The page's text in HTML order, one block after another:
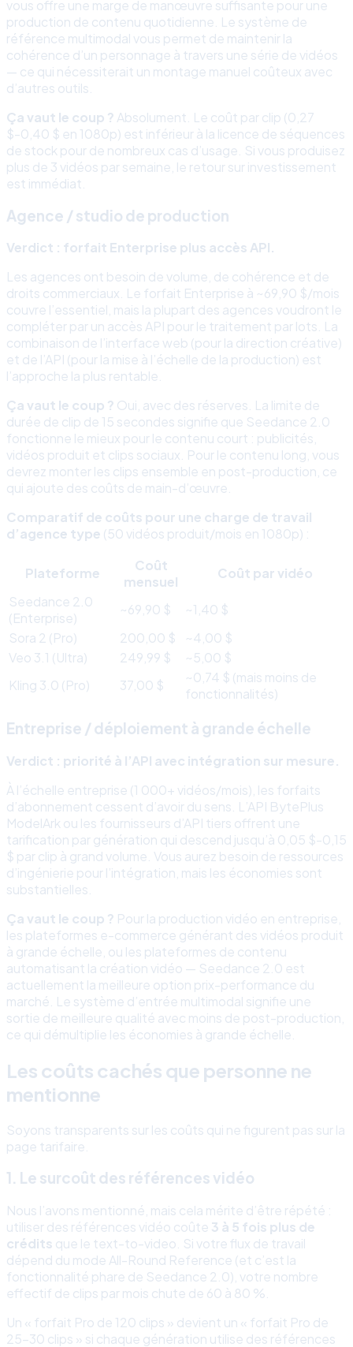
vous offre une marge de manœuvre suffisante pour une
production de contenu quotidienne. Le système de
référence multimodal vous permet de maintenir la
cohérence d’un personnage à travers une série de vidéos
— ce qui nécessiterait un montage manuel coûteux avec
d’autres outils.
Ça vaut le coup ? Absolument. Le coût par clip (0,27
$-0,40 $ en 1080p) est inférieur à la licence de séquences
de stock pour de nombreux cas d’usage. Si vous produisez
plus de 3 vidéos par semaine, le retour sur investissement
est immédiat.
Agence / studio de production
Verdict : forfait Enterprise plus accès API.
Les agences ont besoin de volume, de cohérence et de
droits commerciaux. Le forfait Enterprise à ~69,90 $/mois
couvre l’essentiel, mais la plupart des agences voudront le
compléter par un accès API pour le traitement par lots. La
combinaison de l’interface web (pour la direction créative)
et de l’API (pour la mise à l’échelle de la production) est
l’approche la plus rentable.
Ça vaut le coup ? Oui, avec des réserves. La limite de
durée de clip de 15 secondes signifie que Seedance 2.0
fonctionne le mieux pour le contenu court : publicités,
vidéos produit et clips sociaux. Pour le contenu long, vous
devrez monter les clips ensemble en post-production, ce
qui ajoute des coûts de main-d’œuvre.
Comparatif de coûts pour une charge de travail
d’agence type (50 vidéos produit/mois en 1080p) :
Plateforme
Coût
mensuel
Coût par vidéo
Seedance 2.0
(Enterprise)
~69,90 $
~1,40 $
Sora 2 (Pro)
200,00 $
~4,00 $
Veo 3.1 (Ultra)
249,99 $
~5,00 $
Kling 3.0 (Pro)
37,00 $
~0,74 $ (mais moins de
fonctionnalités)
Entreprise / déploiement à grande échelle
Verdict : priorité à l’API avec intégration sur mesure.
À l’échelle entreprise (1 000+ vidéos/mois), les forfaits
d’abonnement cessent d’avoir du sens. L’API BytePlus
ModelArk ou les fournisseurs d’API tiers offrent une
tarification par génération qui descend jusqu’à 0,05 $-0,15
$ par clip à grand volume. Vous aurez besoin de ressources
d’ingénierie pour l’intégration, mais les économies sont
substantielles.
Ça vaut le coup ? Pour la production vidéo en entreprise,
les plateformes e-commerce générant des vidéos produit
à grande échelle, ou les plateformes de contenu
automatisant la création vidéo — Seedance 2.0 est
actuellement la meilleure option prix-performance du
marché. Le système d’entrée multimodal signifie une
sortie de meilleure qualité avec moins de post-production,
ce qui démultiplie les économies à grande échelle.
Les coûts cachés que personne ne
mentionne
Soyons transparents sur les coûts qui ne figurent pas sur la
page tarifaire.
1. Le surcoût des références vidéo
Nous l’avons mentionné, mais cela mérite d’être répété :
utiliser des références vidéo coûte 3 à 5 fois plus de
crédits que le text-to-video. Si votre flux de travail
dépend du mode All-Round Reference (et c’est la
fonctionnalité phare de Seedance 2.0), votre nombre
effectif de clips par mois chute de 60 à 80 %.
Un « forfait Pro de 120 clips » devient un « forfait Pro de
25-30 clips » si chaque génération utilise des références